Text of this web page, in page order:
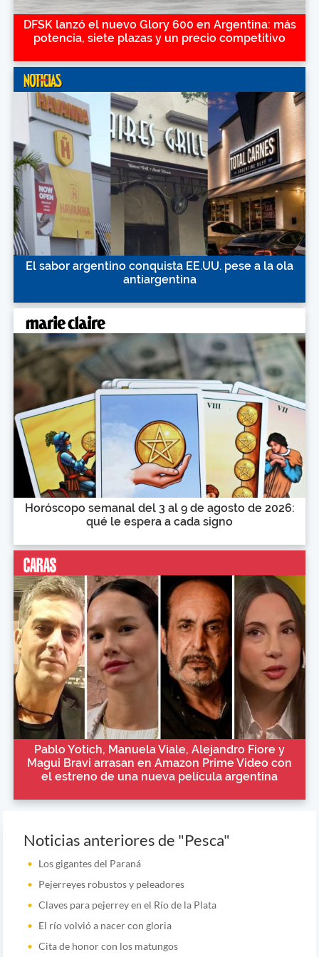
DFSK lanzó el nuevo Glory 600 en Argentina: más
potencia, siete plazas y un precio competitivo
El sabor argentino conquista EE.UU. pese a la ola
antiargentina
Horóscopo semanal del 3 al 9 de agosto de 2026:
qué le espera a cada signo
Pablo Yotich, Manuela Viale, Alejandro Fiore y
Magui Bravi arrasan en Amazon Prime Video con
el estreno de una nueva película argentina
Noticias anteriores de "Pesca"
Los gigantes del Paraná
Pejerreyes robustos y peleadores
Claves para pejerrey en el Río de la Plata
El río volvió a nacer con gloria
Cita de honor con los matungos